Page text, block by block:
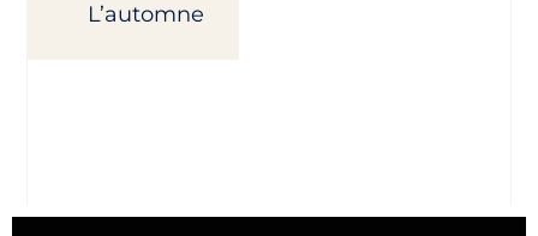
L’automne